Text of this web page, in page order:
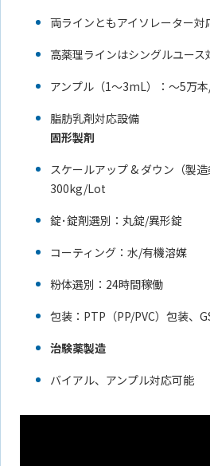
両ラインともアイソレーター
高薬理ラインはシングルユース
アンプル（1～3mL）：～5万
脂肪乳剤対応設備
固形製剤
スケールアップ & ダウン（製
300kg/Lot
錠･錠剤選別：丸錠/異形錠
コーティング：水/有機溶媒
粉体選別：24時間稼働
包装：PTP（PP/PVC）包装、
治験薬製造
バイアル、アンプル対応可能